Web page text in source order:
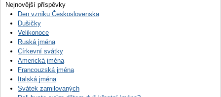
Nejnovější příspěvky
Den vzniku Československa
Dušičky
Velikonoce
Ruská jména
Církevní svátky
Americká jména
Francouzská jména
Italská jména
Svátek zamilovaných